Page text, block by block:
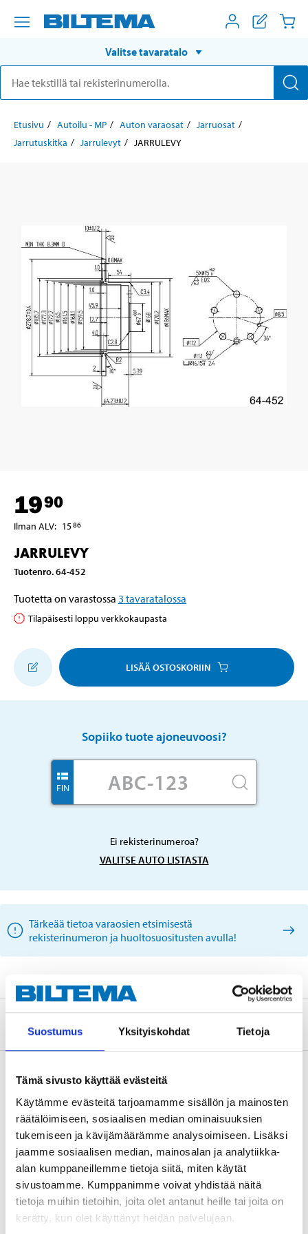
Suostumus Yksityiskohdat Tietoja
Tämä sivusto käyttää evästeitä
Käytämme evästeitä tarjoamamme sisällön ja mainosten
räätälöimiseen, sosiaalisen median ominaisuuksien
tukemiseen ja kävijämäärämme analysoimiseen. Lisäksi
jaamme sosiaalisen median, mainosalan ja analytiikka-
alan kumppaneillemme tietoja siitä, miten käytät
sivustoamme. Kumppanimme voivat yhdistää näitä
tietoja muihin tietoihin, joita olet antanut heille tai joita on
kerätty, kun olet käyttänyt heidän palvelujaan.
Valitse tavaratalo
Etusivu Autoilu - MP Auton varaosat
Jarruosat
Jarrutuskitka
Jarrulevyt JARRULEVY
1990
Ilman ALV: 1586
JARRULEVY
Tuotenro.64-452
Tuotetta on varastossa 3 tavaratalossa
Tilapäisesti loppu verkkokaupasta
LISÄÄ OSTOSKORIIN
Sopiiko tuote ajoneuvoosi?
FIN
Ei rekisterinumeroa?
VALITSE AUTO LISTASTA
Tärkeää tietoa varaosien etsimisestä
rekisterinumeron ja huoltosuositusten avulla!
Tietoa valmistajasta
Osta & Nouda
Osta verkosta ja nouda tavaratalosta jo 2 tunnin kuluttua!
Muut asiakkaat ostivat myös